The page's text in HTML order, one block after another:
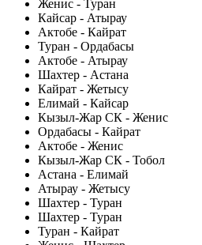
Женис - Туран
Кайсар - Атырау
Актобе - Кайрат
Туран - Ордабасы
Актобе - Атырау
Шахтер - Астана
Кайрат - Жетысу
Елимай - Кайсар
Кызыл-Жар СК - Женис
Ордабасы - Кайрат
Актобе - Женис
Кызыл-Жар СК - Тобол
Астана - Елимай
Атырау - Жетысу
Шахтер - Туран
Шахтер - Туран
Туран - Кайрат